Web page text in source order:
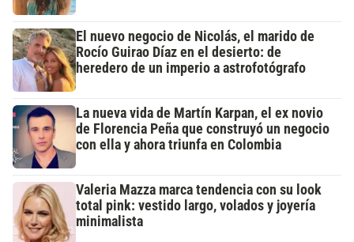
El nuevo negocio de Nicolás, el marido de
Rocío Guirao Díaz en el desierto: de
heredero de un imperio a astrofotógrafo
La nueva vida de Martín Karpan, el ex novio
de Florencia Peña que construyó un negocio
con ella y ahora triunfa en Colombia
Valeria Mazza marca tendencia con su look
total pink: vestido largo, volados y joyería
minimalista